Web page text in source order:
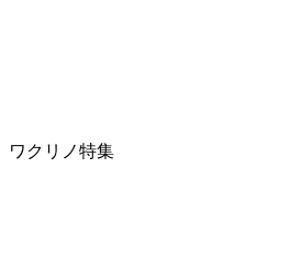
ワクリノ特集